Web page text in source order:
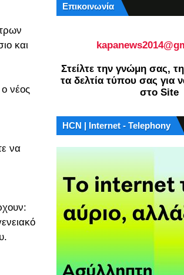
και
νέος
να
Επικοινωνία
Στείλτε την γνώμη σας,
τα δελτία τύπου σας για
στο Site
HCN | Internet - Telephony